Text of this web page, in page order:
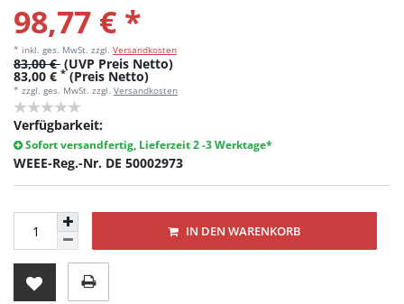
98,77 € *
* inkl. ges. MwSt. zzgl. Versandkosten
83,00 € (UVP Preis Netto)
83,00 € * (Preis Netto)
* zzgl. ges. MwSt. zzgl. Versandkosten
Verfügbarkeit:
Sofort versandfertig, Lieferzeit 2 -3 Werktage*
WEEE-Reg.-Nr. DE 50002973
IN DEN WARENKORB